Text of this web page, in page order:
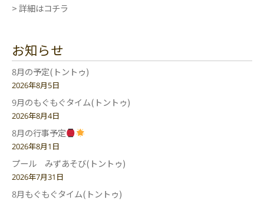
> 詳細はコチラ
お知らせ
8月の予定(トントゥ)
2026年8月5日
9月のもぐもぐタイム(トントゥ)
2026年8月4日
8月の行事予定
2026年8月1日
プール みずあそび(トントゥ)
2026年7月31日
8月もぐもぐタイム(トントゥ)